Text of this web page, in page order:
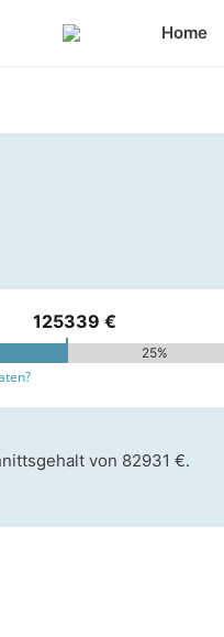
Home
125339 €
25%
von 82931 €.